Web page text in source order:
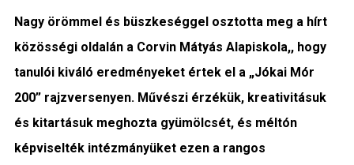
Kultúra
Interjú
Gyereksarok
Nagy örömmel és büszkeséggel osztotta meg a hírt
közösségi oldalán a Corvin Mátyás Alapiskola,, hogy
tanulói kiváló eredményeket értek el a „Jókai Mór
200” rajzversenyen. Művészi érzékük, kreativitásuk
és kitartásuk meghozta gyümölcsét, és méltón
képviselték intézmányüket ezen a rangos